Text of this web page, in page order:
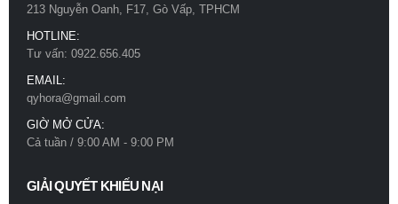
213 Nguyễn Oanh, F17, Gò Vấp, TPHCM
HOTLINE:
Tư vấn: 0922.656.405
EMAIL:
qyhora@gmail.com
GIỜ MỞ CỬA:
Cả tuần / 9:00 AM - 9:00 PM
GIẢI QUYẾT KHIẾU NẠI